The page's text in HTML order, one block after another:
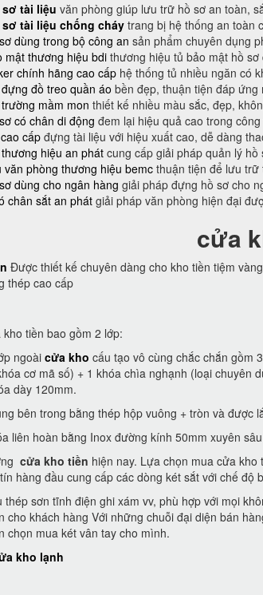
tài liệu văn phòng giúp lưu trữ hồ sơ an toàn,
tài liệu chống cháy trang bị hệ thống an toàn
dùng trong bộ công an sản phẩm chuyên dụng
mật thương hiệu bdi thương hiệu tủ bảo mật hồ
chính hãng cao cấp hệ thống tủ nhiều ngăn có
đồ treo quần áo bền đẹp, thuận tiện đáp ứng
mầm mon thiết kế nhiều màu sắc, đẹp,
có chân di động đem lại hiệu quả cao trong
cấp đựng tài liệu với hiệu xuất cao, dễ dàng
hiệu an phátcung cấp giải pháp quản lý hồ
văn phòng thương hiệu bemc thuận tiện để lưu trữ
dùng cho ngân hàng giải pháp đựng hồ sơ cho
chân sắt an phát giải pháp văn phòng hiện đại
cửa
Được thiết kế chuyên dàng cho kho tiền tiệm
thép cao cấp
tiền bao gồm 2 lớp:
ngoài cửa kho cấu tạo vô cùng chắc chắn gồm
cơ mã số) + 1 khóa chìa nghạnh (loại chuyên
dày 120mm.
bên trong bằng thép hộp vuông + tròn và được
liên hoàn bằng Inox đường kính 50mm xuyên
cửa kho tiền hiện nay. Lựa chọn mua cửa
hàng đầu cung cấp các dòng két sắt với chế độ
thép sơn tĩnh điện ghi xám vv, phù hợp với mọi
cho khách hàng Với những chuỗi đại diện bán
chọn mua két vân tay cho mình.
kho lạnh